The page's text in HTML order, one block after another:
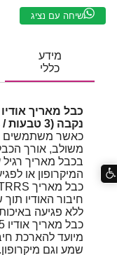
שיחה עם נציג
מידע
כללי
נקבה (3 טבעות / 4 מגעים) | 3 מטר
כאשר משתמשים
משולב, אורך
בכבל מאריך רגיל
המיקרופון או
חיבור האודיו
ללא פגיעה
מיועד להארכת